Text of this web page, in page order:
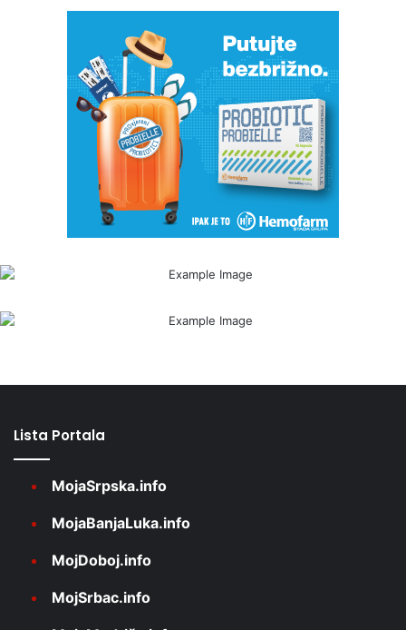
Lista Portala
MojaSrpska.info
MojaBanjaLuka.info
MojDoboj.info
MojSrbac.info